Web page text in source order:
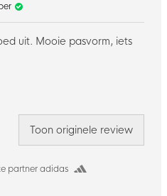
partner adidas
uit. Mooie pasvorm, iets
Toon originele review